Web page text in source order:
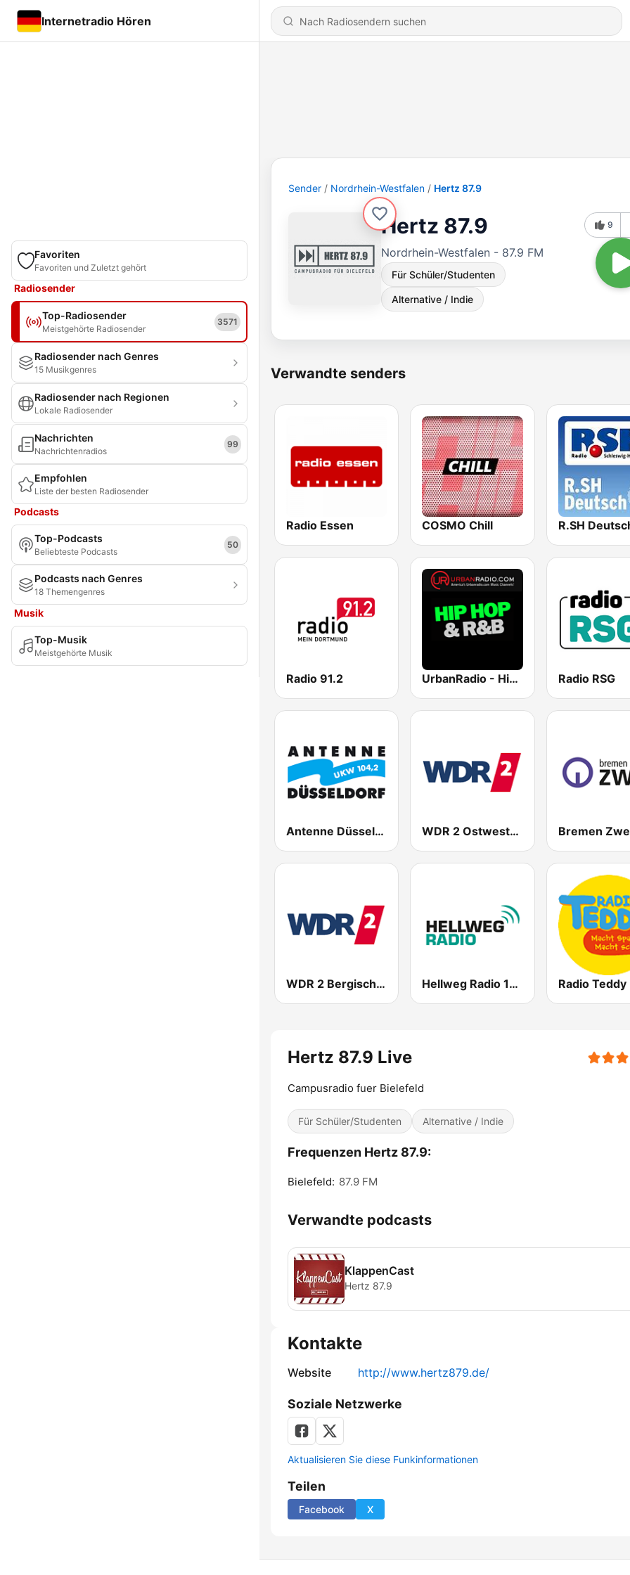
Internetradio Hören
Favoriten
Favoriten und Zuletzt gehört
Radiosender
Top-Radiosender
Meistgehörte Radiosender
3571
Radiosender nach Genres
15 Musikgenres
Radiosender nach Regionen
Lokale Radiosender
Nachrichten
Nachrichtenradios
99
Empfohlen
Liste der besten Radiosender
Podcasts
Top-Podcasts
Beliebteste Podcasts
50
Podcasts nach Genres
18 Themengenres
Musik
Top-Musik
Meistgehörte Musik
Sender Nordrhein-Westfalen Hertz 87.9
Hertz 87.9
Nordrhein-Westfalen - 87.9 FM
Für Schüler/Studenten
Alternative / Indie
9
Verwandte senders
Radio Essen COSMO Chill R.SH
Radio 91.2 UrbanRadio - Hip Hop & RnB Radio RSG
Antenne Düsseldorf WDR 2 Ostwestfalen-Lippe Bremen
WDR 2 Bergisches Land Hellweg Radio 107.4 FM Radio Teddy
Hertz 87.9 Live
Campusradio fuer Bielefeld
Für Schüler/Studenten Alternative / Indie
Frequenzen Hertz 87.9:
Bielefeld: 87.9 FM
Verwandte podcasts
KlappenCast
Hertz 87.9
Kontakte
Website http://www.hertz879.de/
Soziale Netzwerke
Aktualisieren Sie diese Funkinformationen
Teilen
Facebook X